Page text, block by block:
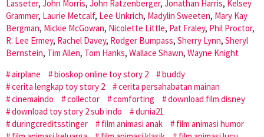
Lasseter, John Morris, John Ratzenberger, Jonathan Harris, Kelsey
Grammer, Laurie Metcalf, Lee Unkrich, Madylin Sweeten, Mary Kay
Bergman, Mickie McGowan, Nicolette Little, Pat Fraley, Phil Proctor,
R. Lee Ermey, Rachel Davey, Rodger Bumpass, Sherry Lynn, Sheryl
Bernstein, Tim Allen, Tom Hanks, Wallace Shawn, Wayne Knight
airplane
bioskop online toy story 2
buddy
cerita lengkap toy story 2
cerita persahabatan mainan
cinemaindo
collector comforting
download film disney
download toy story 2 sub indo
dunia21
duringcreditsstinger
film animasi anak
film animasi humor